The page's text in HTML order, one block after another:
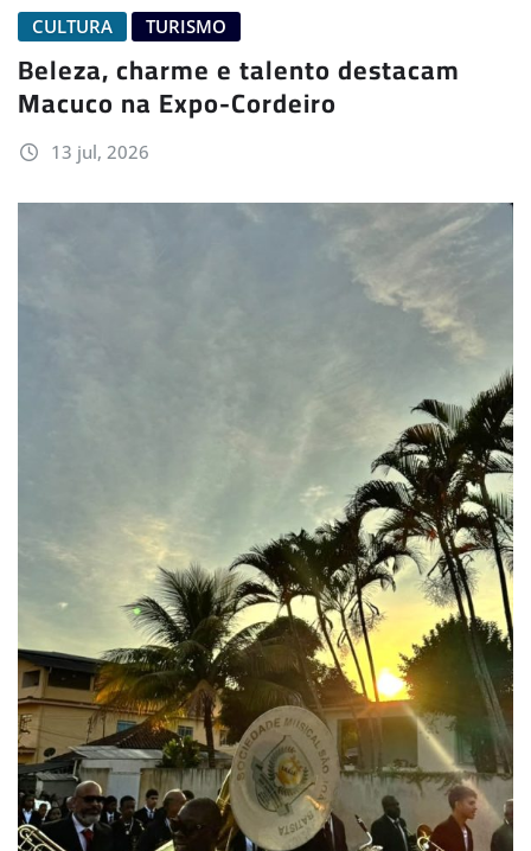
CULTURA TURISMO
Beleza, charme e talento destacam
Macuco na Expo-Cordeiro
13 jul, 2026